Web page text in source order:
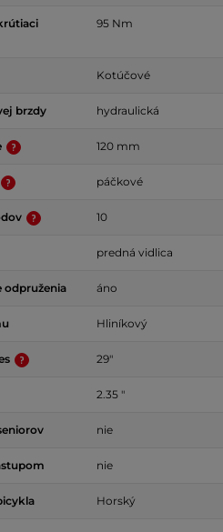
95 Nm
Kotúčové
brzdy hydraulická
120 mm
páčkové
10
predná vidlica
odpruženia áno
Hliníkový
29"
2.35 "
nie
nie
Horský